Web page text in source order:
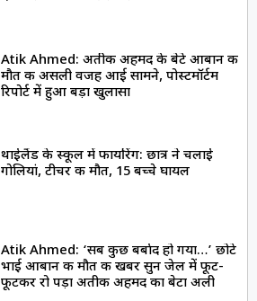
Atik Ahmed: अतीक अहमद के बेटे आबान की
मौत की असली वजह आई सामने, पोस्टमॉर्टम
रिपोर्ट में हुआ बड़ा खुलासा
थाईलैंड के स्कूल में फायरिंग: छात्र ने चलाई
गोलियां, टीचर की मौत, 15 बच्चे घायल
Atik Ahmed: ‘सब कुछ बर्बाद हो गया…’ छोटे
भाई आबान की मौत की खबर सुन जेल में फूट-
फूटकर रो पड़ा अतीक अहमद का बेटा अली